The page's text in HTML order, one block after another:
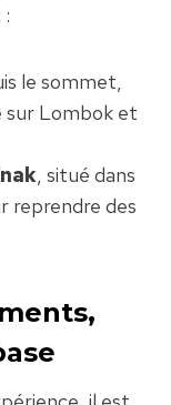
le sommet,
sur Lombok et
, situé dans
reprendre des